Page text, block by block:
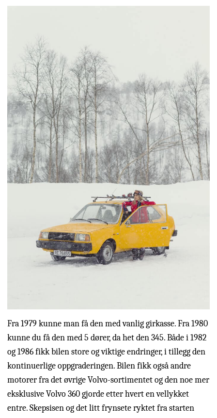
Fra 1979 kunne man få den med vanlig girkasse. Fra 1980
kunne du få den med 5 dører, da het den 345. Både i 1982
og 1986 fikk bilen store og viktige endringer, i tillegg den
kontinuerlige oppgraderingen. Bilen fikk også andre
motorer fra det øvrige Volvo-sortimentet og den noe mer
eksklusive Volvo 360 gjorde etter hvert en vellykket
entre. Skepsisen og det litt frynsete ryktet fra starten